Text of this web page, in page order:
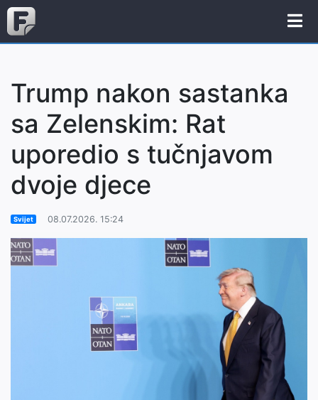
Trump nakon sastanka
sa Zelenskim: Rat
uporedio s tučnjavom
dvoje djece
Svijet 08.07.2026. 15:24